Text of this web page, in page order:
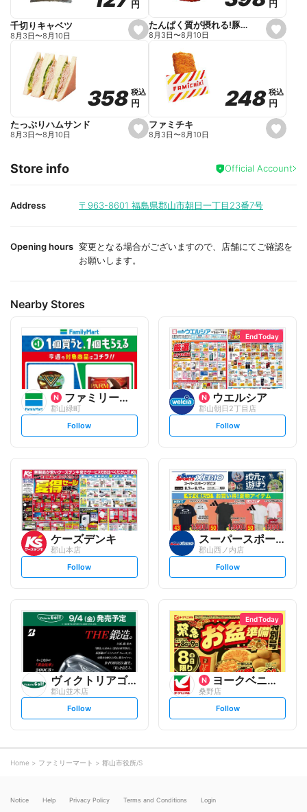
i
e
i
e
s
e
o
r
i
e
円
円
千切りキャベツ
8月3日〜8月10日
s
e
o
r
i
e
円
円
たんぱく質が摂れる!豚しゃぶのパスタサラダ
8月3日〜8月10日
s
e
i
t
358
358税込
税込
円
円
たっぷりハムサンド
8月3日〜8月10日
s
e
a
248
248 税込
税込
円
円
ファミチキ
8月3日〜8月10日
Store info Official Account
Address 〒963-8601 福島県郡山市朝日一丁目23番7号
Opening hours 変更となる場合がございますので、店舗にてご確認を
お願いします。
Nearby Stores
ファミリーマート
郡山緑町
s
l
o
w
Follow
End Today
ウエルシア
郡山朝日2丁目店
s
l
o
w
Follow
ケーズデンキ
郡山本店
s
l
o
w
Follow
スーパースポーツゼビオ
郡山西ノ内店
s
l
o
w
Follow
ヴィクトリアゴルフ
郡山並木店
s
l
o
Follow
End Today
ヨークベニマル
桑野店
s
l
Follow
Home ファミリーマート 郡山市役所/S
Notice Help Privacy Policy Terms and Conditions Login